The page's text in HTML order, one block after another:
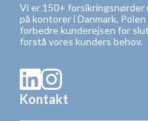
Vi er 150+
på kontorer i Danmark,
forbedre kunderejsen for
forstå vores kunders behov.
Kontakt